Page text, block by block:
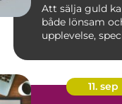
Att sälja guld
både lönsam
upplevelse,
11. sep